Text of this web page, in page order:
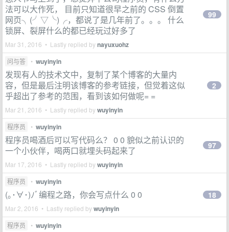
法可以大作死， 目前只知道很早之前的 CSS 倒置
网页╮(╯▽╰)╭，都说了是几年前了。。。 什么
锁屏、裂屏什么的都已经玩过好多了
Mar 31, 2016 • Lastly replied bynayuxuohz
99
问与答 • wuyinyin
发现有人的技术文中，复制了某个博客的大量内
容，但是最后注明该博客的参考链接，但觉着这似
乎超出了参考的范围，看到该如何做呢= =
Mar 21, 2016 • Lastly replied bywuyinyin
2
程序员 • wuyinyin
程序员喝酒后可以写代码么？ 0 0 貌似之前认识的
一个小伙伴，喝两口就埋头码起来了
Mar 17, 2016 • Lastly replied bywuyinyin
97
程序员 • wuyinyin
(｡･∀･)ﾉﾞ编程之路，你会写点什么 0 0
Mar 2, 2016 • Lastly replied bywuyinyin
18
程序员 • wuyinyin